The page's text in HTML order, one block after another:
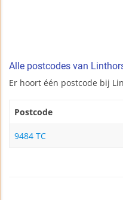
Alle postcodes van
Er hoort één postcode bij
Postcode
9484 TC